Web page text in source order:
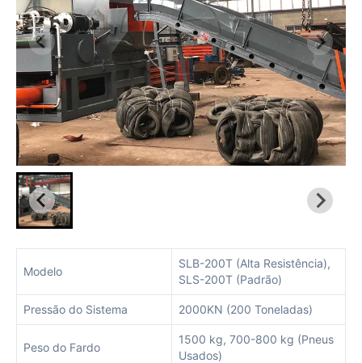
Modelo
SLB-200T (Alta Resistência),
SLS-200T (Padrão)
Pressão do Sistema 2000KN (200 Toneladas)
Peso do Fardo
1500 kg, 700-800 kg (Pneus
Usados)